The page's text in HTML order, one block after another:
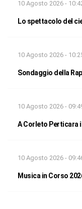
10 Agosto 2026 -
Lo spettacolo del
10 Agosto 2026 -
Sondaggio della
10 Agosto 2026 -
A Corleto Perticara
10 Agosto 2026 -
Musica in Corso